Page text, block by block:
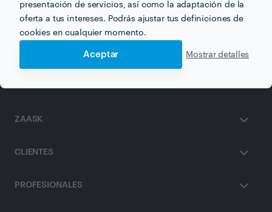
presentación de servicios, así como la adaptación de la
oferta a tus intereses. Podrás ajustar tus definiciones de
cookies en cualquier momento.
Aceptar Mostrar detalles
Celebrar Cumpleaños en barcelona
ZAASK
CLIENTES
PROFESIONALES